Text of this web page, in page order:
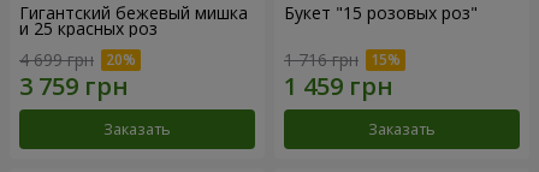
Гигантский бежевый мишка
и 25 красных роз
4 699 грн
Заказать
Букет "15 розовых роз"
1 716 грн
Заказать